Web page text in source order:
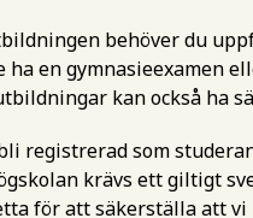
behöver du
en gymnasieexamen
kan också ha
registrerad som
krävs ett giltigt
för att säkerställa att